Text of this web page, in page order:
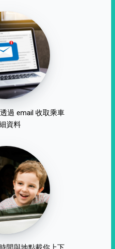
過 email 收取乘車
資料